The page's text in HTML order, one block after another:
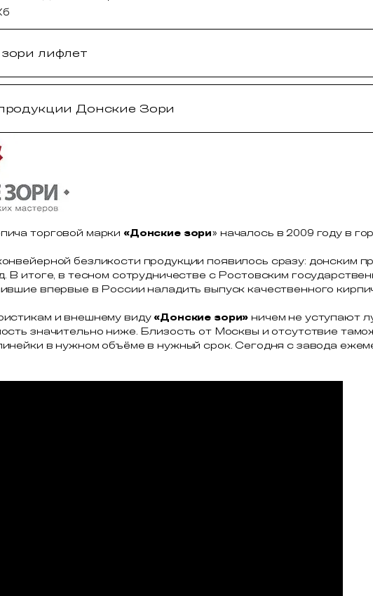
Кб
лифлет
Донские Зори
торговой марки «Донские зори» началось в 2009 году в
безликости продукции появилось сразу: донским
В итоге, в тесном сотрудничестве с Ростовским
впервые в России наладить выпуск качественного
и внешнему виду «Донские зори» ничем не уступают
значительно ниже. Близость от Москвы и отсутствие
в нужном объёме в нужный срок. Сегодня с завода